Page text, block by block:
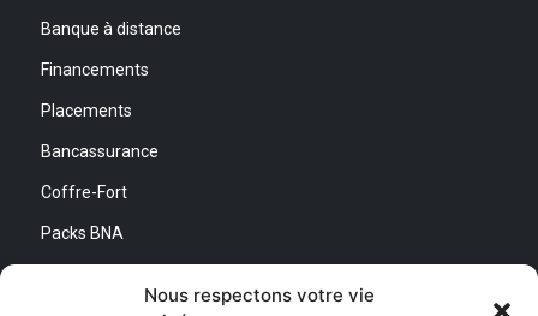
Nous respectons votre vie
Banque à distance
Financements
Placements
Bancassurance
Coffre-Fort
Packs BNA